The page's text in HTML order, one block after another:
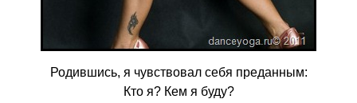
Родившись, я чувствовал себя преданным:
Кто я? Кем я буду?